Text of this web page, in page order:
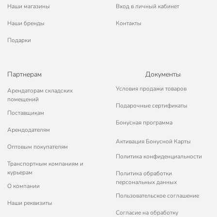
новинками по актуальным ценам.
безопасного сырья. Отличается хорошей эргономикой,
продукции в ярких цветах, с оригинальными
орнаментами и принтами, из глянцевого и матового
пластика.
Во время производства продукция проходит контроль
качества на каждом этапе, что позволяет исключить
Почему заказывают в интернет-
магазине «Порядок»
Большой выбор изделий хозяйственного назначения.
В продаже только сертифицированная продукция.
Товары соответствуют ГОСТ, имеют гарантию
Наши магазины
Наши бренды
Подарки
Вход в личный кабинет
Контакты
Партнерам
Арендаторам складских
помещений
Поставщикам
Арендодателям
Оптовым покупателям
Транспортным компаниям и
курьерам
О компании
Наши реквизиты
Документы
Условия продажи товаров
Подарочные сертификаты
Бонусная программа
Активация Бонусной Карты
Политика конфиденциальности
Политика обработки
персональных данных
Пользовательское соглашение
Согласие на обработку